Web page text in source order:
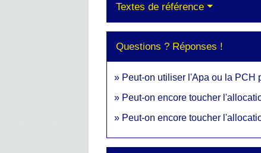
Textes de référence
Questions ? Réponses !
Peut-on utiliser l'Apa ou la PCH
Peut-on encore toucher
Peut-on encore toucher